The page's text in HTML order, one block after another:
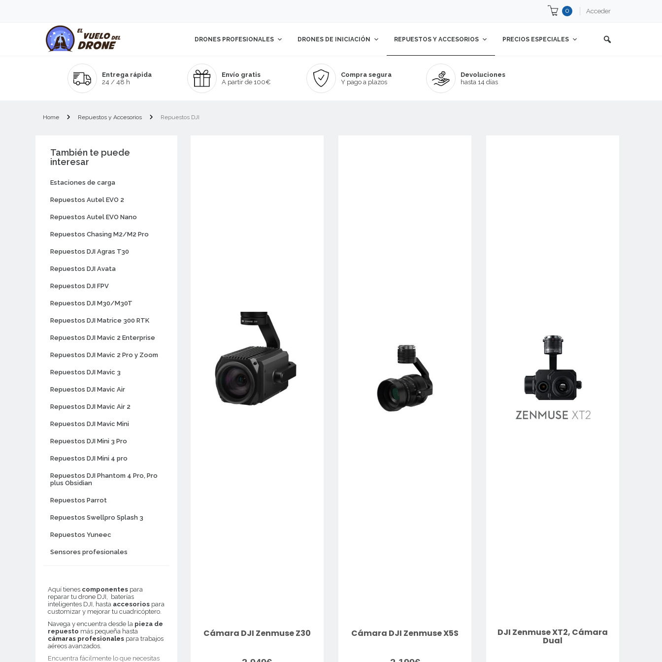
Acceder
0
DRONES PROFESIONALES DRONES DE INICIACIÓN REPUESTOS Y ACCESORIOS PRECIOS ESPECIALES
Entrega rápida
24 / 48 h
Envío gratis
A partir de 100€
Compra segura
Y pago a plazos
Devoluciones
hasta 14 días
Home Repuestos y Accesorios Repuestos DJI
También te puede
interesar
Estaciones de carga
Repuestos Autel EVO 2
Repuestos Autel EVO Nano
Repuestos Chasing M2/M2 Pro
Repuestos DJI Agras T30
Repuestos DJI Avata
Repuestos DJI FPV
Repuestos DJI M30/M30T
Repuestos DJI Matrice 300 RTK
Repuestos DJI Mavic 2 Enterprise
Repuestos DJI Mavic 2 Pro y Zoom
Repuestos DJI Mavic 3
Repuestos DJI Mavic Air
Repuestos DJI Mavic Air 2
Repuestos DJI Mavic Mini
Repuestos DJI Mini 3 Pro
Repuestos DJI Mini 4 pro
Repuestos DJI Phantom 4 Pro, Pro
plus Obsidian
Repuestos Parrot
Repuestos Swellpro Splash 3
Repuestos Yuneec
Sensores profesionales
Aquí tienes componentes para
reparar tu drone DJI, baterías
inteligentes DJI, hasta accesorios para
customizar y mejorar tu cuadricóptero.
Navega y encuentra desde la pieza de
repuesto más pequeña hasta
cámaras profesionales para trabajos
aéreos avanzados.
Encuentra fácilmente lo que necesitas
Cámara DJI Zenmuse Z30 Cámara DJI Zenmuse X5S DJI Zenmuse XT2, Cámara
Dual